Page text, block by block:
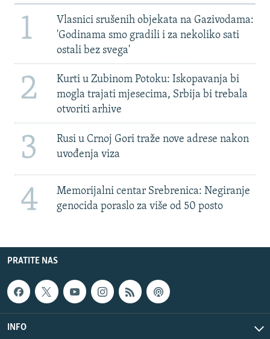
1
Vlasnici srušenih objekata na Gazivodama:
'Godinama smo gradili i za nekoliko sati
ostali bez svega'
2
Kurti u Zubinom Potoku: Iskopavanja bi
mogla trajati mjesecima, Srbija bi trebala
otvoriti arhive
3
Rusi u Crnoj Gori traže nove adrese nakon
uvođenja viza
4
Memorijalni centar Srebrenica: Negiranje
genocida poraslo za više od 50 posto
PRATITE NAS
INFO